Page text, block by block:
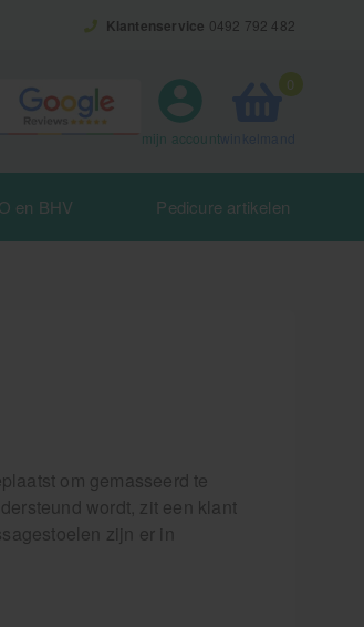
Klantenservice 0492 792 482
0
mijn account
en BHV Pedicure artikelen
om gemasseerd te
wordt, zit een klant
zijn er in